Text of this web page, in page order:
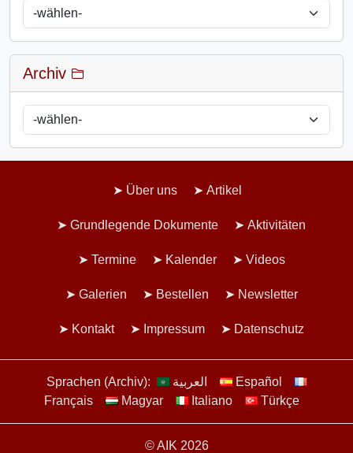
Archiv
Über uns Artikel
Grundlegende Dokumente Aktivitäten
Termine Kalender Videos
Galerien Bestellen Newsletter
Kontakt Impressum Datenschutz
Sprachen (Archiv): العربية
Español
Français
Magyar Italiano Türkçe
© AIK 2026